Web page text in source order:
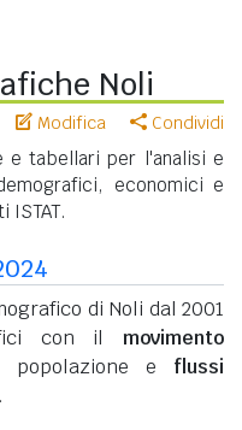
Noli
Modifica Condividi
e tabellari per l'analisi e
economici e
ISTAT.
di Noli dal 2001
con il movimento
popolazione e flussi